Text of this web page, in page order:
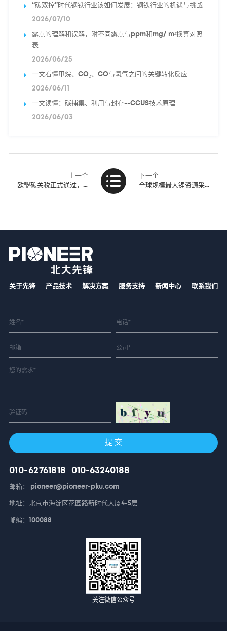
“碳双控”时代钢铁行业该如何发展：钢铁行业的机遇与挑战
2026/07/10
露点的理解和误解，附不同露点与ppm和mg/ m³换算对照
表
2026/06/25
一文看懂甲烷、CO₂、CO与氢气之间的关键转化反应
2026/06/11
一文读懂：碳捕集、利用与封存--CCUS技术原理
2026/06/03
上一个
欧盟碳关税正式通过，钢铁行业要付多少税？
下一个
全球规模最大锂资源采选冶一体化项目在中国启动
关于先锋 产品技术 解决方案 服务支持 新闻中心 联系我们
提 交
010-62761818 010-63240188
邮箱： pioneer@pioneer-pku.com
地址：北京市海淀区花园路新时代大厦4-5层
邮编：100088
关注微信公众号